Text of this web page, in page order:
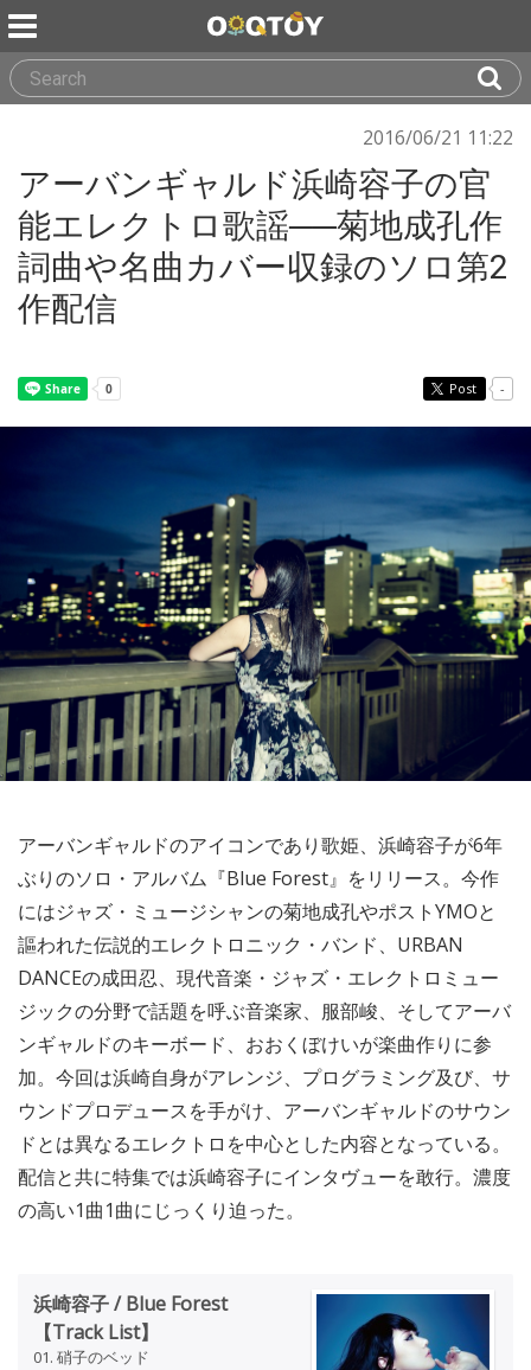
2016/06/21 11:22
アーバンギャルド浜崎容子の官
能エレクトロ歌謡──菊地成孔作
詞曲や名曲カバー収録のソロ第2
作配信
Post -
アーバンギャルドのアイコンであり歌姫、浜崎容子が6年
ぶりのソロ・アルバム『Blue Forest』をリリース。今作
にはジャズ・ミュージシャンの菊地成孔やポストYMOと
謳われた伝説的エレクトロニック・バンド、URBAN
DANCEの成田忍、現代音楽・ジャズ・エレクトロミュー
ジックの分野で話題を呼ぶ音楽家、服部峻、そしてアーバ
ンギャルドのキーボード、おおくぼけいが楽曲作りに参
加。今回は浜崎自身がアレンジ、プログラミング及び、サ
ウンドプロデュースを手がけ、アーバンギャルドのサウン
ドとは異なるエレクトロを中心とした内容となっている。
配信と共に特集では浜崎容子にインタヴューを敢行。濃度
の高い1曲1曲にじっくり迫った。
浜崎容子 / Blue Forest
【Track List】
01. 硝子のベッド